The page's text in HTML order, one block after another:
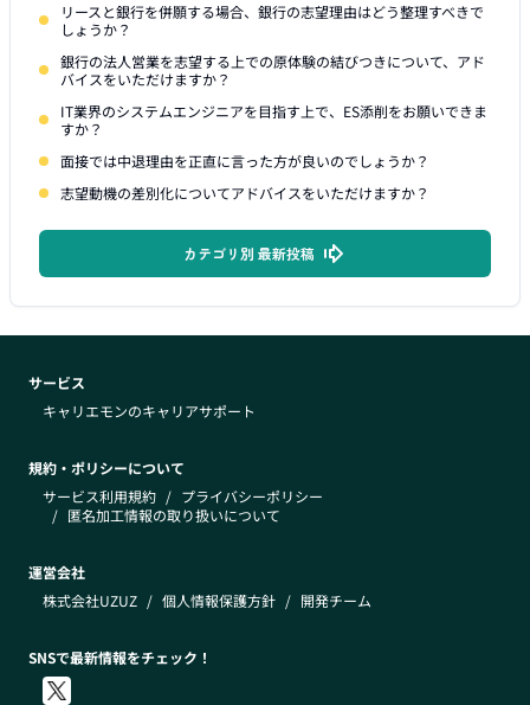
リースと銀行を併願する場合、銀行の志望理由はどう整理すべきで
しょうか？
銀行の法人営業を志望する上での原体験の結びつきについて、アド
バイスをいただけますか？
IT業界のシステムエンジニアを目指す上で、ES添削をお願いできま
すか？
面接では中退理由を正直に言った方が良いのでしょうか？
志望動機の差別化についてアドバイスをいただけますか？
カテゴリ別 最新投稿
サービス
キャリエモンのキャリアサポート
規約・ポリシーについて
サービス利用規約 / プライバシーポリシー
/ 匿名加工情報の取り扱いについて
運営会社
株式会社UZUZ / 個人情報保護方針 / 開発チーム
SNSで最新情報をチェック！